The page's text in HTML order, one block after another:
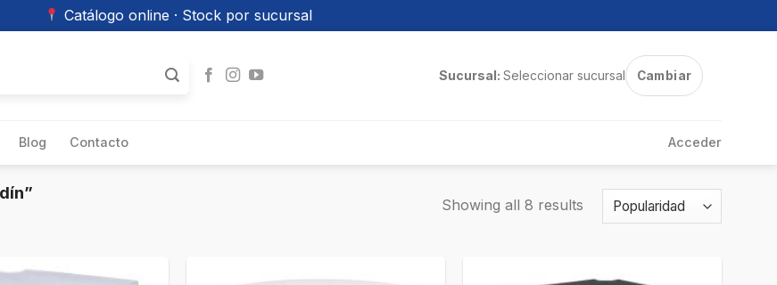
Catálogo online · Stock por sucursal
Sucursal: Seleccionar sucursal Cambiar
Blog Contacto Acceder
Showing all 8 results